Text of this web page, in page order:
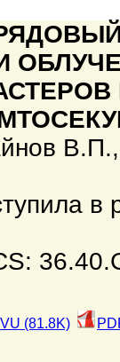
В.П.
в
(81.8K)